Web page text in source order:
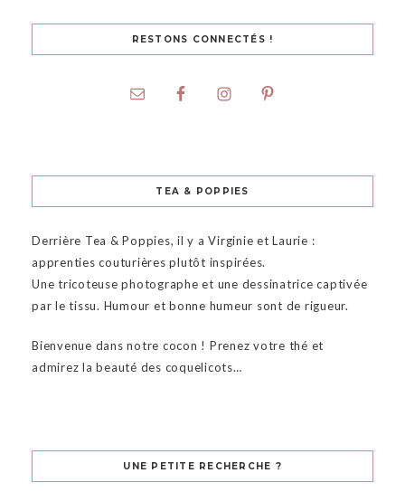
RESTONS CONNECTÉS !
TEA & POPPIES
Derrière Tea & Poppies, il y a Virginie et Laurie :
apprenties couturières plutôt inspirées.
Une tricoteuse photographe et une dessinatrice captivée
par le tissu. Humour et bonne humeur sont de rigueur.
Bienvenue dans notre cocon ! Prenez votre thé et
admirez la beauté des coquelicots…
UNE PETITE RECHERCHE ?